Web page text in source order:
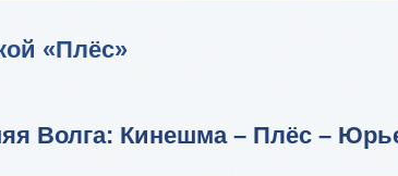
«Плёс»
Волга: Кинешма – Плёс –